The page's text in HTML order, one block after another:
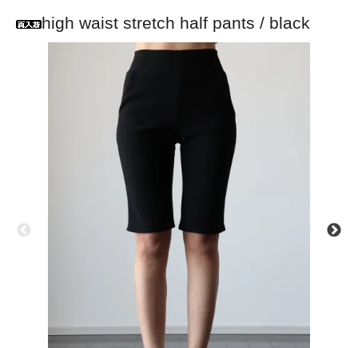
high waist stretch half pants / black